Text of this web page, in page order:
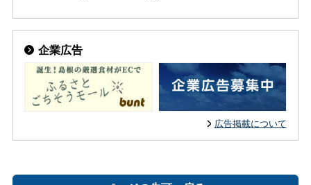
企業広告
広告掲載について